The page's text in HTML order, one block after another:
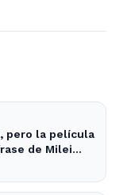
pero la película
de Milei